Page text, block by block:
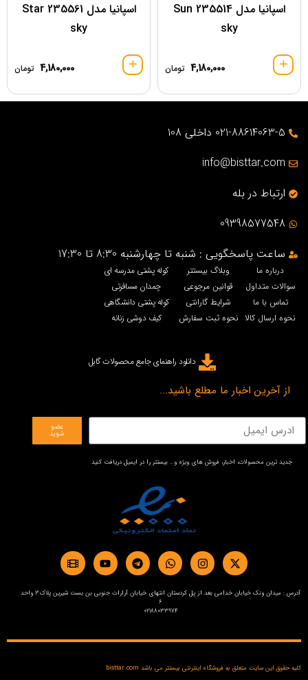
اسپانیا مدل 235514 Sun
sky
4,180,000 تومان
اسپانیا مدل 235561 Star
sky
4,180,000 تومان
021-88614063-5 داخلی 108
info@bisttar.com
ارتباط در بله
09398577548
ساعت پاسخگویی : شنبه تا چهارشنبه 8:30 تا 17:30
درباره ما
سوالات متداول
تماس با ما
نحوه ارسال کالا
وبلاگ بیستتر
قوانین مرجوعی
شرایط گارانتی
نحوه ثبت سفارش
کوله پشتی مدرسه ای
چمدان مسافرتی
کوله پشتی دانشگاهی
کیف دوشی زنانه
دانلود راهنمای جامع محصولات گابل
از آخرین اخبار ما مطلع باشید...
عضو
شوید
جدید ترین محصولات، اخبار، فروش های ویژه و… بیستتر را در ایمیل دریافت کنید
آدرس : میدان ونک خیابان خدامی بعد از پل کردستان انتهای خیابان آرارات جنوبی بن بست شیرین پلاک3 واحد
6
02188033974
کلیه حقوق این سایت متعلق به فروشگاه اینترنتی بیستتر می باشد bisttar.com